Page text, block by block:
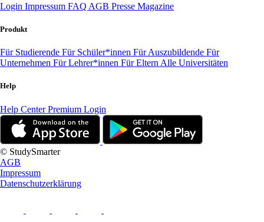
Login Impressum FAQ AGB Presse Magazine
Produkt
Für Studierende Für Schüler*innen Für Auszubildende Für
Unternehmen Für Lehrer*innen Für Eltern Alle Universitäten
Help
Help CenterPremium Login
© StudySmarter
AGB
Impressum
Datenschutzerklärung